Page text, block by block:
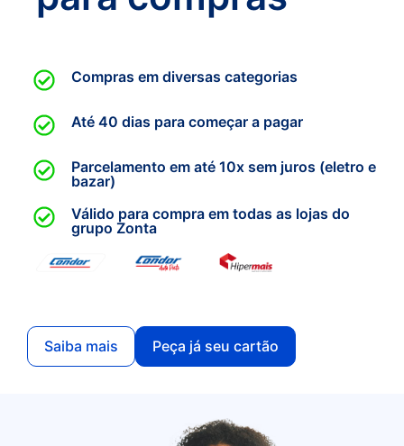
Compras em diversas categorias
Até 40 dias para começar a pagar
Parcelamento em até 10x sem juros (eletro e
bazar)
Válido para compra em todas as lojas do
grupo Zonta
Saiba mais Peça já seu cartão